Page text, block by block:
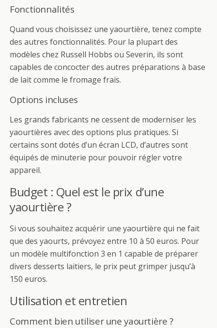
Fonctionnalités
Quand vous choisissez une yaourtière, tenez compte
des autres fonctionnalités. Pour la plupart des
modèles chez Russell Hobbs ou Severin, ils sont
capables de concocter des autres préparations à base
de lait comme le fromage frais.
Options incluses
Les grands fabricants ne cessent de moderniser les
yaourtières avec des options plus pratiques. Si
certains sont dotés d’un écran LCD, d’autres sont
équipés de minuterie pour pouvoir régler votre
appareil.
Budget : Quel est le prix d’une
yaourtière ?
Si vous souhaitez acquérir une yaourtière qui ne fait
que des yaourts, prévoyez entre 10 à 50 euros. Pour
un modèle multifonction 3 en 1 capable de préparer
divers desserts laitiers, le prix peut grimper jusqu’à
150 euros.
Utilisation et entretien
Comment bien utiliser une yaourtière ?